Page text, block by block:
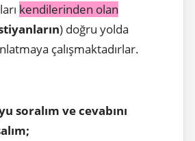
kendilerinden olan
) doğru yolda
çalışmaktadırlar.
soralım ve cevabını